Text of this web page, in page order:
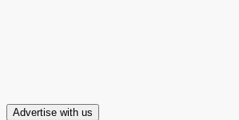
Advertise with us